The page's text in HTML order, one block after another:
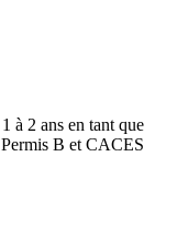
à 2 ans en tant que
B et CACES